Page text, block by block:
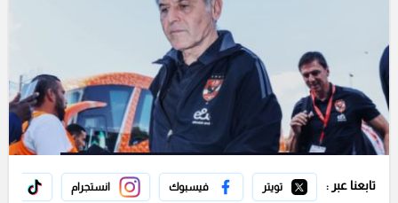
تابعنا عبر : تويتر فيسبوك انستجرام